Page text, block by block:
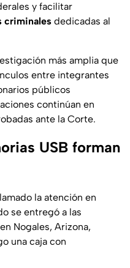
y facilitar
criminales dedicadas al
más amplia que
entre integrantes
públicos
continúan en
ante la Corte.
USB forman
la atención en
se entregó a las
Nogales, Arizona,
una caja con